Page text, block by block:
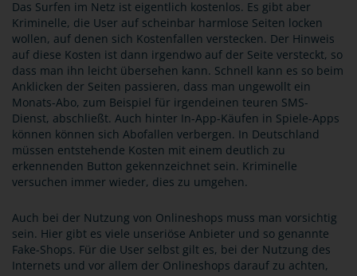
Das Surfen im Netz ist eigentlich kostenlos. Es gibt aber
Kriminelle, die User auf scheinbar harmlose Seiten locken
wollen, auf denen sich Kostenfallen verstecken. Der Hinweis
auf diese Kosten ist dann irgendwo auf der Seite versteckt, so
dass man ihn leicht übersehen kann. Schnell kann es so beim
Anklicken der Seiten passieren, dass man ungewollt ein
Monats-Abo, zum Beispiel für irgendeinen teuren SMS-
Dienst, abschließt. Auch hinter In-App-Käufen in Spiele-Apps
können können sich Abofallen verbergen. In Deutschland
müssen entstehende Kosten mit einem deutlich zu
erkennenden Button gekennzeichnet sein. Kriminelle
versuchen immer wieder, dies zu umgehen.
Auch bei der Nutzung von Onlineshops muss man vorsichtig
sein. Hier gibt es viele unseriöse Anbieter und so genannte
Fake-Shops. Für die User selbst gilt es, bei der Nutzung des
Internets und vor allem der Onlineshops darauf zu achten,